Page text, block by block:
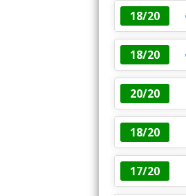
18/20
18/20
20/20
18/20
17/20